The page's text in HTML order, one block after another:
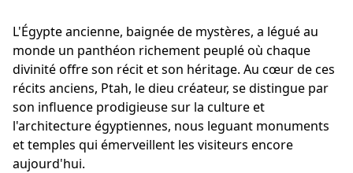
L'Égypte ancienne, baignée de mystères, a légué au
monde un panthéon richement peuplé où chaque
divinité offre son récit et son héritage. Au cœur de ces
récits anciens, Ptah, le dieu créateur, se distingue par
son influence prodigieuse sur la culture et
l'architecture égyptiennes, nous leguant monuments
et temples qui émerveillent les visiteurs encore
aujourd'hui.